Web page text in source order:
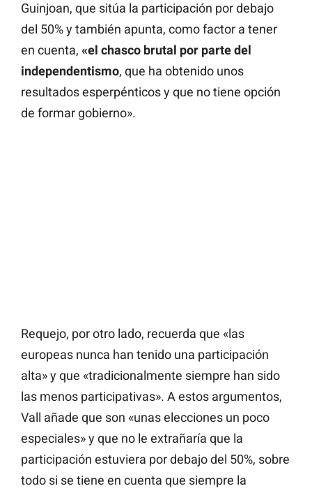
Guinjoan, que sitúa la participación por debajo
del 50% y también apunta, como factor a tener
en cuenta, «el chasco brutal por parte del
independentismo, que ha obtenido unos
resultados esperpénticos y que no tiene opción
de formar gobierno».
Requejo, por otro lado, recuerda que «las
europeas nunca han tenido una participación
alta» y que «tradicionalmente siempre han sido
las menos participativas». A estos argumentos,
Vall añade que son «unas elecciones un poco
especiales» y que no le extrañaría que la
participación estuviera por debajo del 50%, sobre
todo si se tiene en cuenta que siempre la